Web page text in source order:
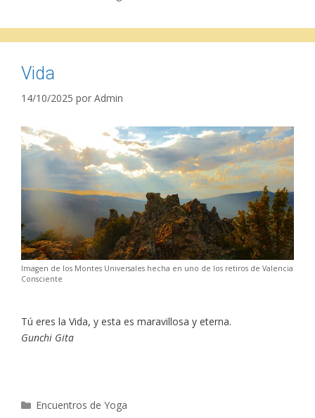
Vida
14/10/2025 por Admin
Imagen de los Montes Universales hecha en uno de los retiros de Valencia
Consciente
Tú eres la Vida, y esta es maravillosa y eterna.
Gunchi Gita
Categorías
Encuentros de Yoga